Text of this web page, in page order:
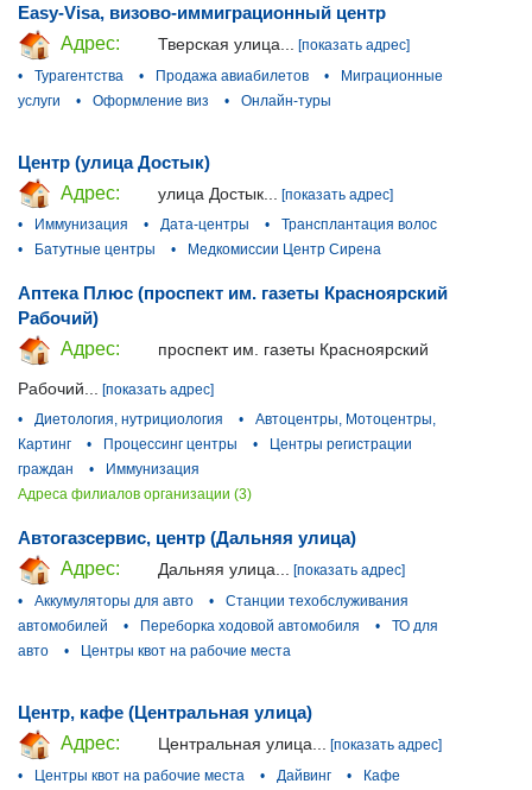
Easy-Visa, визово-иммиграционный центр
Адрес:
Тверская улица...
[показать адрес]
•
Турагентства • Продажа авиабилетов •
Миграционные
услуги
• Оформление виз • Онлайн-туры
Центр (улица Достык)
Адрес:
улица Достык...
[показать адрес]
•
Иммунизация • Дата-центры •
Трансплантация волос
•
Батутные центры • Медкомиссии Центр Сирена
Аптека Плюс (проспект им. газеты Красноярский
Рабочий)
Адрес:
проспект им. газеты Красноярский
Рабочий...
[показать адрес]
•
Диетология, нутрициология •
Автоцентры, Мотоцентры,
Картинг
• Процессинг центры •
Центры регистрации
граждан
•
Иммунизация
Адреса филиалов организации (3)
Автогазсервис, центр (Дальняя улица)
Адрес:
Дальняя улица...
[показать адрес]
•
Аккумуляторы для авто •
Станции техобслуживания
автомобилей
• Переборка ходовой автомобиля •
ТО для
авто
• Центры квот на рабочие места
Центр, кафе (Центральная улица)
Адрес:
Центральная улица...
[показать адрес]
•
Центры квот на рабочие места • Дайвинг •
Кафе